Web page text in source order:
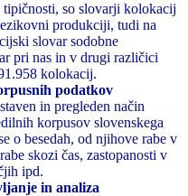
so slovarji kolokacij
produkciji, tudi na
slovar sodobne
pri nas in v drugi različici
kolokacij.
podatkov
in pregleden način
korpusov slovenskega
o besedah, od njihove rabe v
skozi čas, zastopanosti v
ipd.
in analiza